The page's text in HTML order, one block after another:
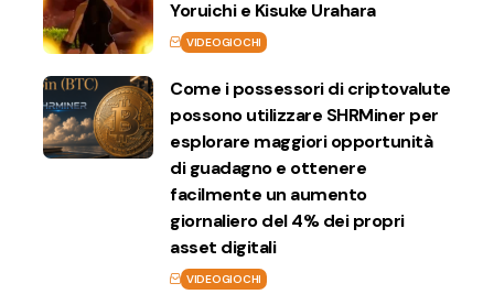
Yoruichi e Kisuke Urahara
VIDEOGIOCHI
Come i possessori di criptovalute
possono utilizzare SHRMiner per
esplorare maggiori opportunità
di guadagno e ottenere
facilmente un aumento
giornaliero del 4% dei propri
asset digitali
VIDEOGIOCHI